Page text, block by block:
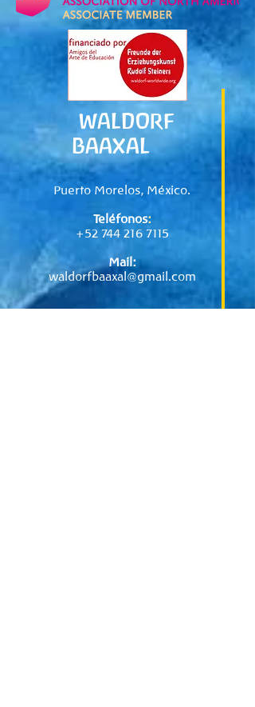
WALDORF
BAAXAL
Puerto Morelos, México.
Teléfonos:
+52 744 216 7115
Mail:
waldorfbaaxal@gmail.com